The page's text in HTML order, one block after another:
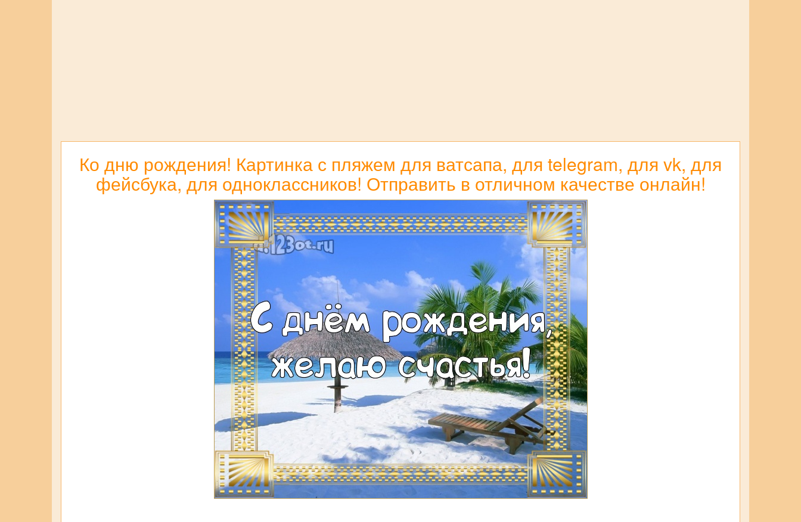
Ко дню рождения! Картинка с пляжем для ватсапа, для telegram, для vk, для
фейсбука, для одноклассников! Отправить в отличном качестве онлайн!